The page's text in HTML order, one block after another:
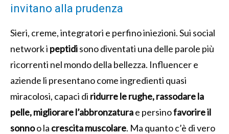
invitano alla prudenza
Sieri, creme, integratori e perfino iniezioni. Sui social
network i peptidisono diventati una delle parole più
ricorrenti nel mondo della bellezza. Influencer e
aziende li presentano come ingredienti quasi
miracolosi, capaci di ridurre le rughe, rassodare la
pelle, migliorare l’abbronzaturae persinofavorire il
sonnoo la crescita muscolare. Ma quanto c’è di vero